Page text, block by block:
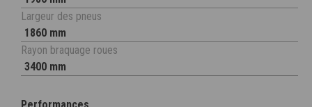
Largeur des pneus
1860 mm
Rayon braquage roues
3400 mm